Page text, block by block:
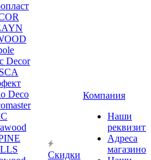
Decor
Deco
Скидки
Компания
Наши
Адреса
магазинов